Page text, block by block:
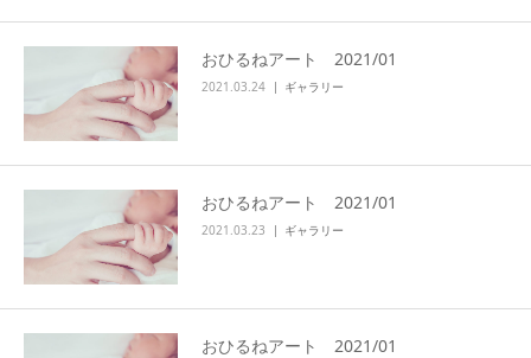
おひるねアート 2021/01
2021.03.24 ギャラリー
おひるねアート 2021/01
2021.03.23 ギャラリー
おひるねアート 2021/01